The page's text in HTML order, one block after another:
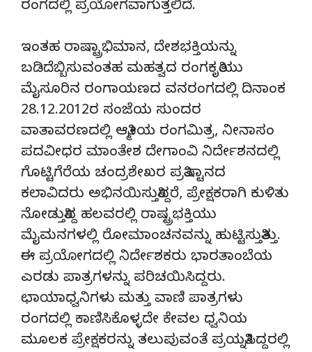
ರಂಗದಲ್ಲಿ ಪ್ರಯೋಗವಾಗುತ್ತಲಿದೆ.
ಇಂತಹ ರಾಷ್ಟ್ರಾಭಿಮಾನ, ದೇಶಭಕ್ತಿಯನ್ನು
ಬಡಿದೆಬ್ಬಿಸುವಂತಹ ಮಹತ್ವದ ರಂಗಕೃತಿಯು
ಮೈಸೂರಿನ ರಂಗಾಯಣದ ವನರಂಗದಲ್ಲಿ ದಿನಾಂಕ
28.12.2012ರ ಸಂಜೆಯ ಸುಂದರ
ವಾತಾವರಣದಲ್ಲಿ ಆತ್ಮೀಯ ರಂಗಮಿತ್ರ, ನೀನಾಸಂ
ಪದವೀಧರ ಮಾಂತೇಶ ದೇಗಾಂವಿ ನಿರ್ದೇಶನದಲ್ಲಿ
ಗೊಟ್ಟಿಗೆರೆಯ ಚಂದ್ರಶೇಖರ ಪ್ರತಿಷ್ಟಾನದ
ಕಲಾವಿದರು ಅಭಿನಯಿಸುತ್ತಿದ್ದರೆ, ಪ್ರೇಕ್ಷಕರಾಗಿ ಕುಳಿತು
ನೋಡುತ್ತಿದ್ದ ಹಲವರಲ್ಲಿ ರಾಷ್ಟ್ರಭಕ್ತಿಯು
ಮೈಮನಗಳಲ್ಲಿ ರೋಮಾಂಚನವನ್ನು ಹುಟ್ಟಿಸುತ್ತಿತ್ತು.
ಈ ಪ್ರಯೋಗದಲ್ಲಿ ನಿರ್ದೇಶಕರು ಭಾರತಾಂಬೆಯ
ಎರಡು ಪಾತ್ರಗಳನ್ನು ಪರಿಚಯಿಸಿದ್ದರು.
ಛಾಯಾಧ್ವನಿಗಳು ಮತ್ತು ವಾಣಿ ಪಾತ್ರಗಳು
ರಂಗದಲ್ಲಿ ಕಾಣಿಸಿಕೊಳ್ಳದೇ ಕೇವಲ ಧ್ವನಿಯ
ಮೂಲಕ ಪ್ರೇಕ್ಷಕರನ್ನು ತಲುಪುವಂತೆ ಪ್ರಯತ್ನಿಸಿದ್ದರಲ್ಲಿ